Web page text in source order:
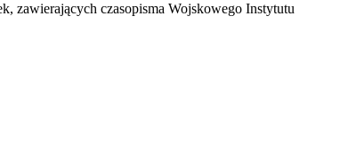
zawierających czasopisma Wojskowego Instytutu